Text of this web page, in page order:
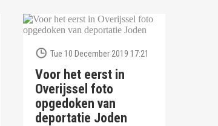
Tue 10 December 2019 17:21
Voor het eerst in
Overijssel foto
opgedoken van
deportatie Joden